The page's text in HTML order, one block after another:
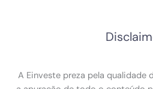
A Einveste preza pela qualidade